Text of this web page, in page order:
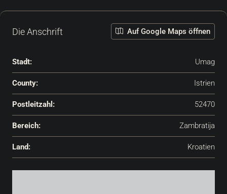
Die Anschrift Auf Google Maps öffnen
Stadt: Umag
County: Istrien
Postleitzahl: 52470
Bereich: Zambratija
Land: Kroatien